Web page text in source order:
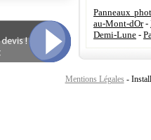
Panneaux
au-Mont-dOr-
Demi-Lune -
Mentions Légales -